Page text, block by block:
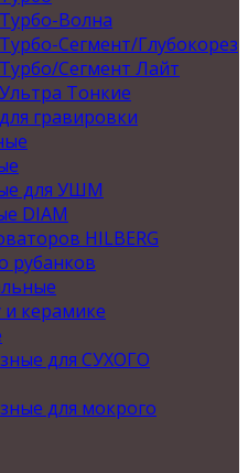
Волна
Сегмент/Глубокорез
Сегмент Лайт
Тонкие
гравировки
для УШМ
DIAM
HILBERG
рубанков
и керамике
для СУХОГО
для мокрого